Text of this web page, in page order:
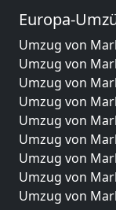
Europa-
Umzug von
Umzug von
Umzug von
Umzug von
Umzug von
Umzug von
Umzug von
Umzug von
Umzug von